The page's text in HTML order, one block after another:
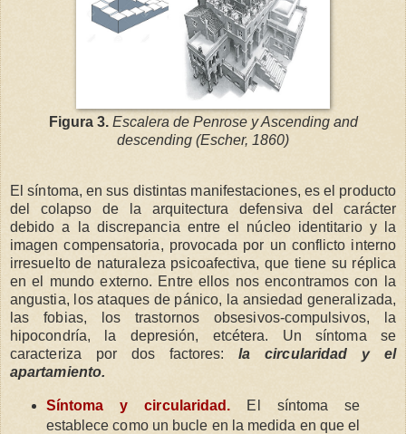
Figura 3.Escalera de Penrose y Ascending and
descending (Escher, 1860)
El síntoma, en sus distintas manifestaciones, es el producto
del colapso de la arquitectura defensiva del carácter
debido a la discrepancia entre el núcleo identitario y la
imagen compensatoria, provocada por un conflicto interno
irresuelto de naturaleza psicoafectiva, que tiene su réplica
en el mundo externo. Entre ellos nos encontramos con la
angustia, los ataques de pánico, la ansiedad generalizada,
las fobias, los trastornos obsesivos-compulsivos, la
hipocondría, la depresión, etcétera. Un síntoma se
caracteriza por dos factores:la circularidad y el
apartamiento.
Síntoma y circularidad.
El síntoma se
establece como un bucle en la medida en que el